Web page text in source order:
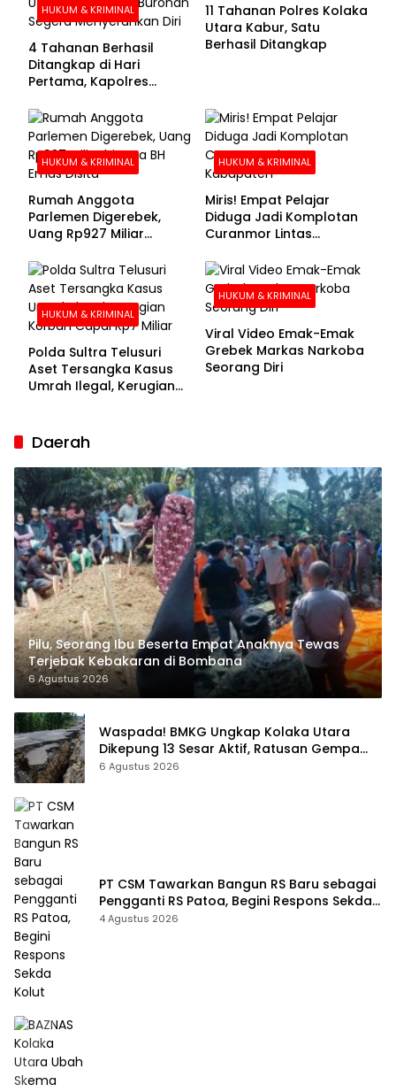
HUKUM & KRIMINAL
4 Tahanan Berhasil
Ditangkap di Hari
Pertama, Kapolres
Buronan Segera
Menyerahkan Diri
11 Tahanan Polres Kolaka
Utara Kabur, Satu
Berhasil Ditangkap
HUKUM & KRIMINAL
Rumah Anggota
Parlemen Digerebek,
Uang Rp927 Miliar
HUKUM & KRIMINAL
Miris! Empat Pelajar
Diduga Jadi Komplotan
Curanmor Lintas
HUKUM & KRIMINAL
Polda Sultra Telusuri
Aset Tersangka Kasus
Umrah Ilegal, Kerugian
HUKUM & KRIMINAL
Viral Video Emak-Emak
Grebek Markas Narkoba
Seorang Diri
Daerah
Pilu, Seorang Ibu Beserta Empat Anaknya Tewas
Terjebak Kebakaran di Bombana
6 Agustus 2026
Waspada! BMKG Ungkap Kolaka Utara
Dikepung 13 Sesar Aktif, Ratusan Gempa
Sudah Terekam
6 Agustus 2026
PT CSM Tawarkan Bangun RS Baru sebagai
Pengganti RS Patoa, Begini Respons Sekda
Kolut
4 Agustus 2026